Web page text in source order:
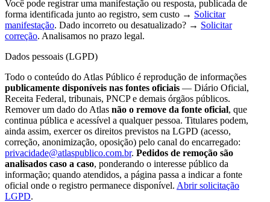
Você pode registrar uma manifestação ou resposta, publicada de
forma identificada junto ao registro, sem custo → Solicitar
manifestação. Dado incorreto ou desatualizado? → Solicitar
correção. Analisamos no prazo legal.
Dados pessoais (LGPD)
Todo o conteúdo do Atlas Público é reprodução de informações
publicamente disponíveis nas fontes oficiais — Diário Oficial,
Receita Federal, tribunais, PNCP e demais órgãos públicos.
Remover um dado do Atlas não o remove da fonte oficial, que
continua pública e acessível a qualquer pessoa. Titulares podem,
ainda assim, exercer os direitos previstos na LGPD (acesso,
correção, anonimização, oposição) pelo canal do encarregado:
privacidade@atlaspublico.com.br. Pedidos de remoção são
analisados caso a caso, ponderando o interesse público da
informação; quando atendidos, a página passa a indicar a fonte
oficial onde o registro permanece disponível. Abrir solicitação
LGPD.